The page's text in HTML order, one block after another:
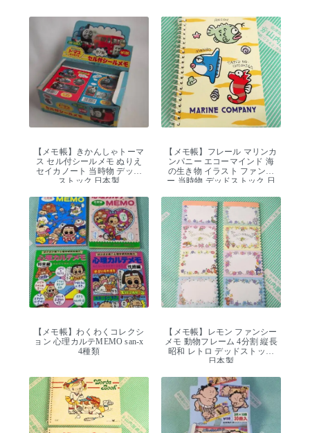
【メモ帳】きかんしゃトーマ
ス セル付シールメモ ぬりえ
セイカノート 当時物 デッド
ストック 日本製
【メモ帳】フレール マリンカ
ンパニー エコーマインド 海
の生き物 イラスト ファンシ
ー 当時物 デッドストック 日
【メモ帳】わくわくコレクシ
ョン 心理カルテMEMO san-x
4種類
【メモ帳】レモン ファンシー
メモ 動物フレーム 4分割 縦長
昭和 レトロ デッドストック
日本製